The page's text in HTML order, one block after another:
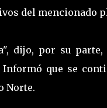
del mencionado
dijo, por su
que se
Norte.